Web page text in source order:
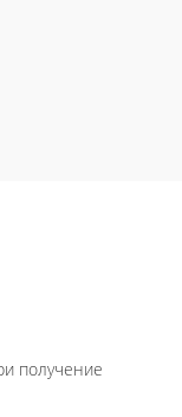
получение